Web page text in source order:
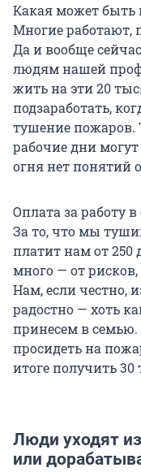
Какая может быть
Многие работают,
Да и вообще
людям нашей
жить на эти 20
подзаработать,
тушение пожаров.
рабочие дни
огня нет понятий
Оплата за работу
За то, что мы
платит нам от 250
много — от
Нам, если честно,
радостно — хоть
принесем в
просидеть на
итоге получить 30
Люди уходят
или